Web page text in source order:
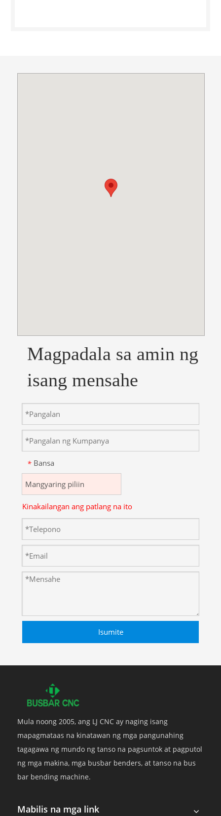
Magpadala sa amin ng
isang mensahe
* Bansa
Kinakailangan ang patlang na ito
Isumite
Mula noong 2005, ang LJ CNC ay naging isang
mapagmataas na kinatawan ng mga pangunahing
tagagawa ng mundo ng tanso na pagsuntok at pagputol
ng mga makina, mga busbar benders, at tanso na bus
bar bending machine.
Mabilis na mga link